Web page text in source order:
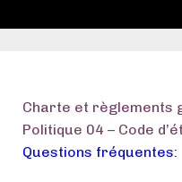
Charte et règlements
Politique 04 – Code
Questions fréquentes: